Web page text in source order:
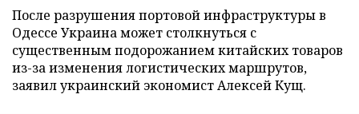
После разрушения портовой инфраструктуры в
Одессе Украина может столкнуться с
существенным подорожанием китайских товаров
из-за изменения логистических маршрутов,
заявил украинский экономист Алексей Кущ.